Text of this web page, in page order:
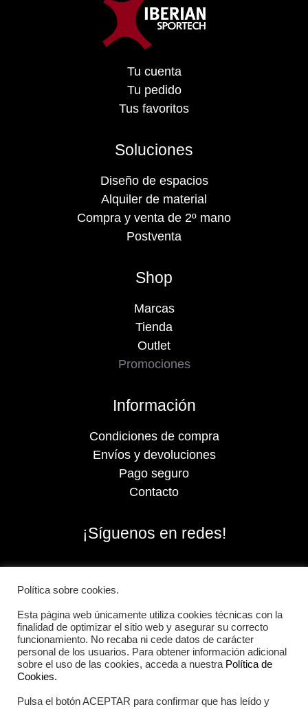
Tu cuenta
Tu pedido
Tus favoritos
Soluciones
Diseño de espacios
Alquiler de material
Compra y venta de 2º mano
Postventa
Shop
Marcas
Tienda
Outlet
Promociones
Información
Condiciones de compra
Envíos y devoluciones
Pago seguro
Contacto
¡Síguenos en redes!
Política sobre cookies.
Esta página web únicamente utiliza cookies técnicas con la
finalidad de optimizar el sitio web y asegurar su correcto
funcionamiento. No recaba ni cede datos de carácter
personal de los usuarios. Para obtener información adicional
sobre el uso de las cookies, acceda a nuestra Política de
Cookies.
Pulsa el botón ACEPTAR para confirmar que has leído y